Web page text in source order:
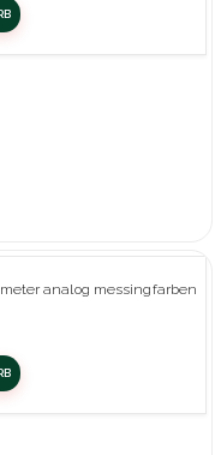
analog messingfarben